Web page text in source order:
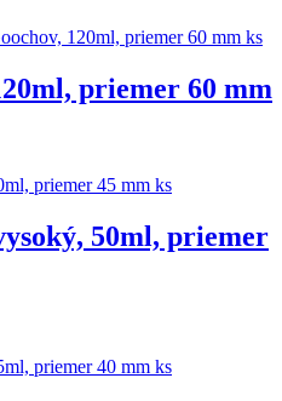
priemer 60 mm
50ml, priemer